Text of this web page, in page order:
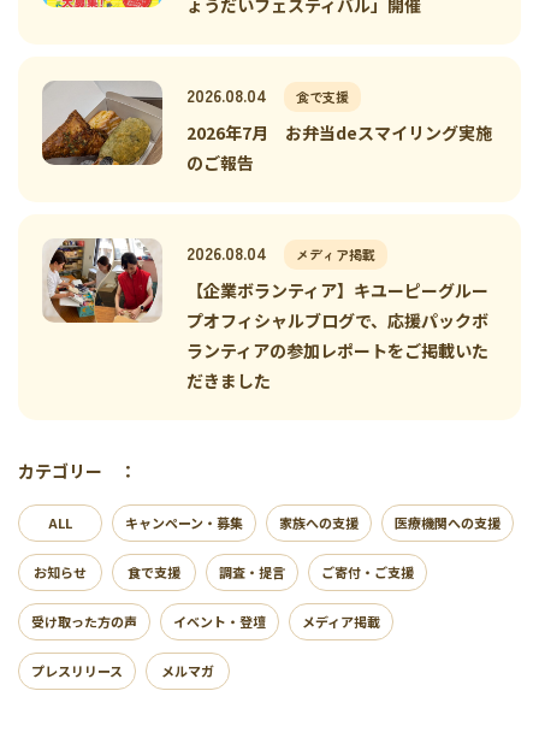
ょうだいフェスティバル」開催
2026.08.04 食で支援
2026年7月 お弁当deスマイリング実施
のご報告
2026.08.04 メディア掲載
【企業ボランティア】キユーピーグルー
プオフィシャルブログで、応援パックボ
ランティアの参加レポートをご掲載いた
だきました
カテゴリー ：
ALL キャンペーン・募集 家族への支援 医療機関への支援
お知らせ 食で支援 調査・提言 ご寄付・ご支援
受け取った方の声 イベント・登壇 メディア掲載
プレスリリース メルマガ